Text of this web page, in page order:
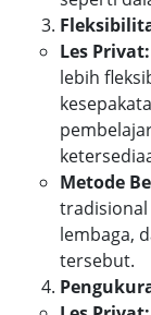
Les Privat:
lebih
Metode
tradisional
lembaga,
tersebut.